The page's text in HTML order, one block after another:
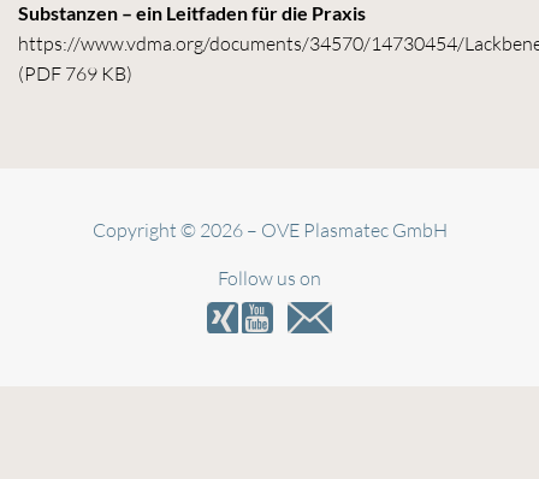
Substanzen – ein Leitfaden für die Praxis
https://www.vdma.org/documents/34570/14730454/
(PDF 769 KB)
Copyright © 2026 – OVE Plasmatec GmbH
Follow us on